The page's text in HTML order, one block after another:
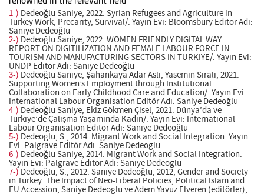
1-) Dedeoğlu Saniye, 2022. Syrian Refugees and Agriculture in
Turkey Work, Precarity, Survival/. Yayın Evi: Bloomsbury Editör Adı:
Saniye Dedeoğlu
2-) Dedeoğlu Saniye, 2022. WOMEN FRIENDLY DIGITAL WAY:
REPORT ON DIGITILIZATION AND FEMALE LABOUR FORCE IN
TOURISM AND MANUFACTURING SECTORS IN TÜRKİYE/. Yayın Evi:
UNDP Editör Adı: Saniye Dedeoğlu
3-) Dedeoğlu Saniye, Şahankaya Adar Aslı, Yasemin Sırali, 2021.
Supporting Women’s Employment through Institutional
Collaboration on Early Childhood Care and Education/. Yayın Evi:
International Labour Organisation Editör Adı: Saniye Dedeoğlu
4-) Dedeoğlu Saniye, Ekiz Gökmen Çisel, 2021. Dünya’da ve
Türkiye’de Çalışma Yaşamında Kadın/. Yayın Evi: International
Labour Organisation Editör Adı: Saniye Dedeoğlu
5-) Dedeoglu, S., 2014. Migrant Work and Social Integration. Yayın
Evi: Palgrave Editör Adı: Saniye Dedeoglu
6-) Dedeoğlu Saniye, 2014. Migrant Work and Social Integration.
Yayın Evi: Palgrave Editör Adı: Saniye Dedeoglu
7-) Dedeoğlu, S., 2012. Saniye Dedeoğlu, 2012, Gender and Society
in Turkey: The Impact of Neo-Liberal Policies, Political Islam and
EU Accession, Saniye Dedeoglu ve Adem Yavuz Elveren (editörler),